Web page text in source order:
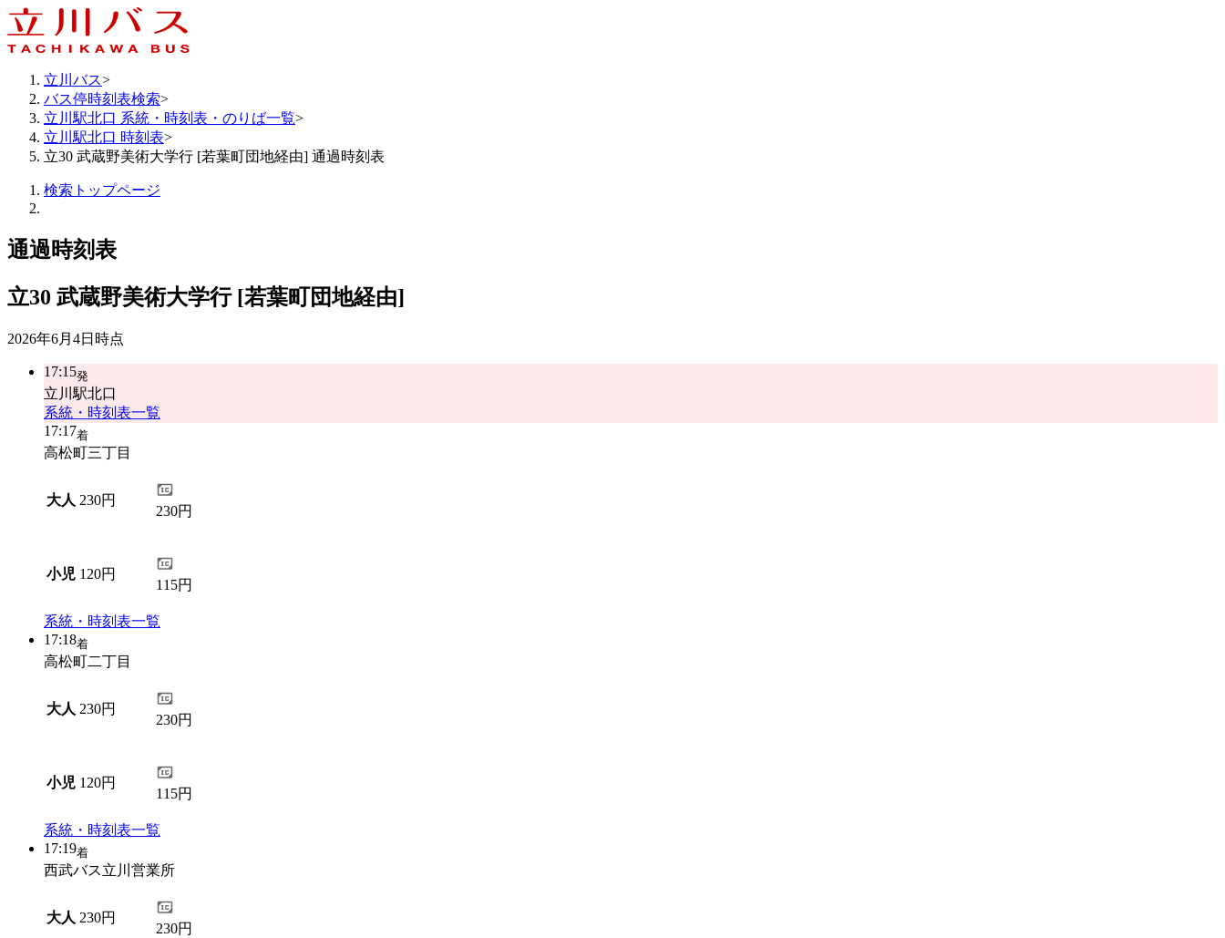
立川バス>
バス停時刻表検索>
立川駅北口 系統・時刻表・のりば一覧>
立川駅北口 時刻表>
立30 武蔵野美術大学行 [若葉町団地経由] 通過時刻表
検索トップページ
通過時刻表
立30 武蔵野美術大学行 [若葉町団地経由]
2026年6月4日 時点
17:15発
立川駅北口
系統・時刻表一覧
17:17着
高松町三丁目
大人 230円
230円
小児 120円
115円
系統・時刻表一覧
17:18着
高松町二丁目
大人 230円
230円
小児 120円
115円
系統・時刻表一覧
17:19着
西武バス立川営業所
大人 230円
230円